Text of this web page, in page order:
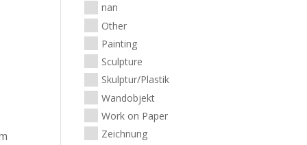
nan
Other
Painting
Sculpture
Skulptur/Plastik
Wandobjekt
Work on Paper
Zeichnung